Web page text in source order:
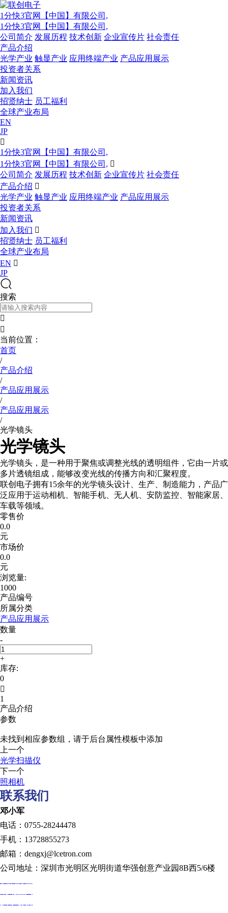
1分快3官网【中国】有限公司,
1分快3官网【中国】有限公司,
公司简介 发展历程 技术创新 企业宣传片 社会责任
产品介绍
光学产业 触显产业 应用终端产业 产品应用展示
投资者关系
新闻资讯
加入我们
招贤纳士 员工福利
全球产业布局
EN
JP

1分快3官网【中国】有限公司,
1分快3官网【中国】有限公司, 
公司简介 发展历程 技术创新 企业宣传片 社会责任
产品介绍 
光学产业 触显产业 应用终端产业 产品应用展示
投资者关系
新闻资讯
加入我们 
招贤纳士 员工福利
全球产业布局
EN 
JP
搜索


当前位置：
首页
/
产品介绍
/
产品应用展示
/
产品应用展示
/
光学镜头
光学镜头
光学镜头，是一种用于聚焦或调整光线的透明组件，它由一片或
多片透镜组成，能够改变光线的传播方向和汇聚程度。
联创电子拥有15余年的光学镜头设计、生产、制造能力，产品广
泛应用于运动相机、智能手机、无人机、安防监控、智能家居、
车载等领域。
零售价
0.0
元
市场价
0.0
元
浏览量:
1000
产品编号
所属分类
产品应用展示
数量
-
+
库存:
0

1
产品介绍
参数
未找到相应参数组，请于后台属性模板中添加
上一个
光学扫描仪
下一个
照相机
联系我们
邓小军
电话：0755-28244478
手机：13728855273
邮箱：dengxj@lcetron.com
公司地址：深圳市光明区光明街道华强创意产业园8B西5/6楼